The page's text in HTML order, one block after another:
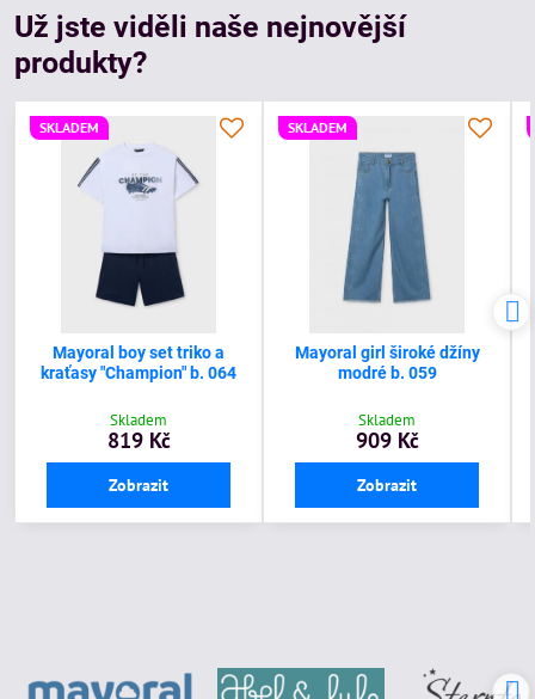
Už jste viděli naše nejnovější
produkty?
SKLADEM
Mayoral boy set triko a
kraťasy "Champion" b. 064
Skladem
819 Kč
Zobrazit
SKLADEM
Mayoral girl široké džíny
modré b. 059
Skladem
909 Kč
Zobrazit